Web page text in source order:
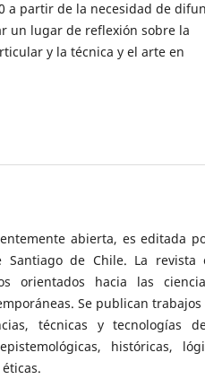
a partir de la necesidad de
un lugar de reflexión sobre la
y la técnica y el arte en
abierta, es editada
de Chile. La revista
orientados hacia las
Se publican
técnicas y tecnologías
históricas,